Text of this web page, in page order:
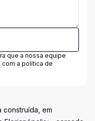
que a nossa equipe
a política de
construída, em